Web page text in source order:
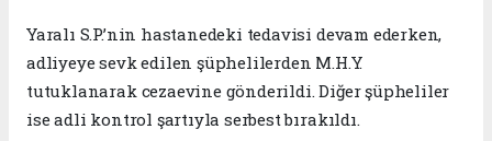
Yaralı S.P.’nin hastanedeki tedavisi devam ederken,
adliyeye sevk edilen şüphelilerden M.H.Y.
tutuklanarak cezaevine gönderildi. Diğer şüpheliler
ise adli kontrol şartıyla serbest bırakıldı.